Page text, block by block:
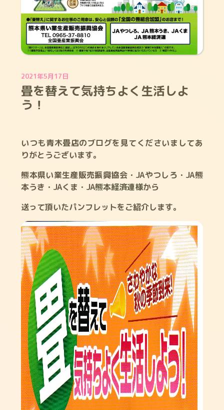
2021年5月17日
畳を替えて気持ちよく生活しよ
う！
いつも青木畳店のブログを見てくださいましてあ
りがとうございます。
熊本県い業生産販売振興協会・JAやつしろ・JA熊
本うき・JAくま・JA熊本経済連様から
送って頂いたパンフレットをご紹介します。